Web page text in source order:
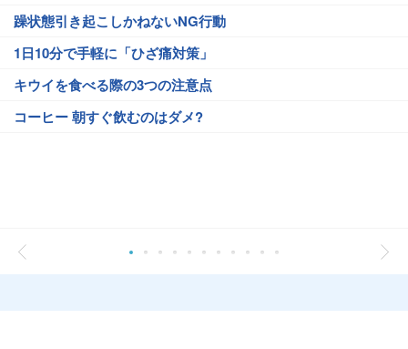
躁状態引き起こしかねないNG行動
1日10分で手軽に「ひざ痛対策」
キウイを食べる際の3つの注意点
コーヒー 朝すぐ飲むのはダメ?